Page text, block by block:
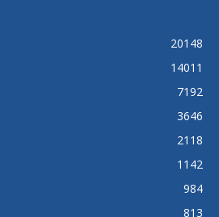
20148
14011
7192
3646
2118
1142
984
813